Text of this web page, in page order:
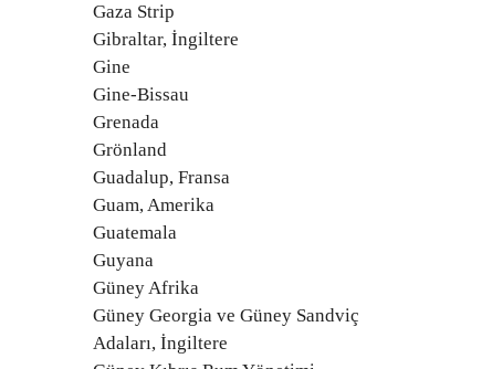
Gaza Strip
Gibraltar, İngiltere
Gine
Gine-Bissau
Grenada
Grönland
Guadalup, Fransa
Guam, Amerika
Guatemala
Guyana
Güney Afrika
Güney Georgia ve Güney Sandviç
Adaları, İngiltere